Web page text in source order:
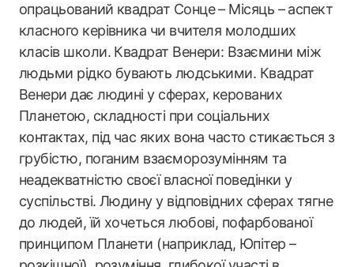
опрацьований квадрат Сонце – Місяць – аспект
класного керівника чи вчителя молодших
класів школи. Квадрат Венери: Взаємини між
людьми рідко бувають людськими. Квадрат
Венери дає людині у сферах, керованих
Планетою, складності при соціальних
контактах, під час яких вона часто стикається з
грубістю, поганим взаєморозумінням та
неадекватністю своєї власної поведінки у
суспільстві. Людину у відповідних сферах тягне
до людей, їй хочеться любові, пофарбованої
принципом Планети (наприклад, Юпітер –